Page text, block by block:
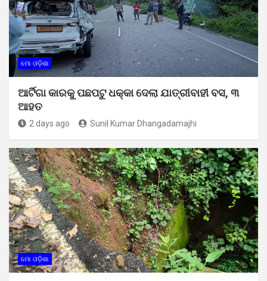
ମୋ ଓଡ଼ିଶା
ଆର୍ଟିଗା କାରକୁ ପଛପଟୁ ଧକ୍କା ଦେଲା ଯାତ୍ରୀବାହୀ ବସ, ୩
ଆହତ
2 days ago Sunil Kumar Dhangadamajhi
ମୋ ଓଡ଼ିଶା